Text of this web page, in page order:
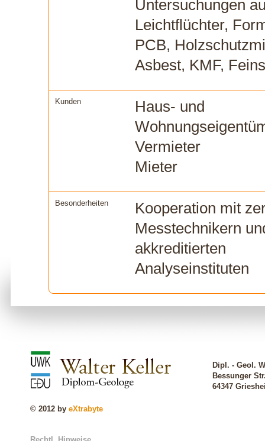
Untersuchungen
Leichtflüchter,
PCB,
Asbest, KMF,
Kunden
Haus- und
Vermieter
Mieter
Besonderheiten
Kooperation mit
Messtechnikern
akkreditierten
Analyseinstituten
© 2012 by eXtrabyte
Dipl. - Geol.
Bessunger
64347